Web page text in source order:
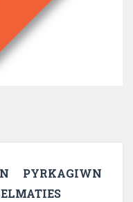
PYRKAGIWN